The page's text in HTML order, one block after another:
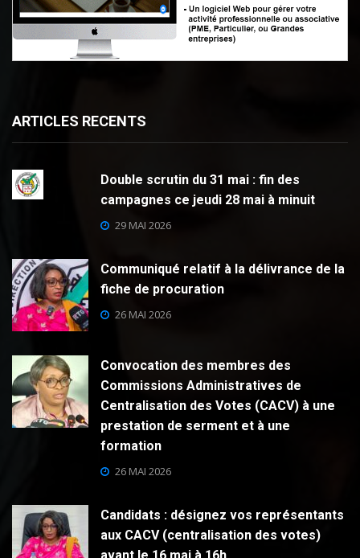
ARTICLES RECENTS
Double scrutin du 31 mai : fin des
campagnes ce jeudi 28 mai à minuit
29 MAI 2026
Communiqué relatif à la délivrance de la
fiche de procuration
26 MAI 2026
Convocation des membres des
Commissions Administratives de
Centralisation des Votes (CACV) à une
prestation de serment et à une
formation
26 MAI 2026
Candidats : désignez vos représentants
aux CACV (centralisation des votes)